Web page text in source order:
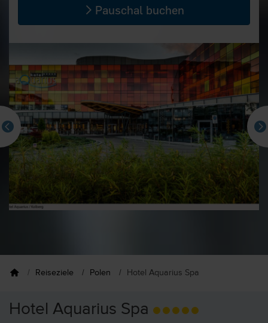
Pauschal buchen
Reiseziele Polen Hotel Aquarius Spa
Hotel Aquarius Spa